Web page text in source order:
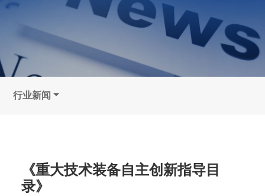
行业新闻
《重大技术装备自主创新指导目
录》